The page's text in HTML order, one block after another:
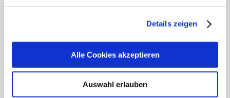
Details zeigen
Alle Cookies akzeptieren
Auswahl erlauben
Highlights und aktuellen Angeboten in
Stuttgart und Region immer up-to-date.
Abonnieren